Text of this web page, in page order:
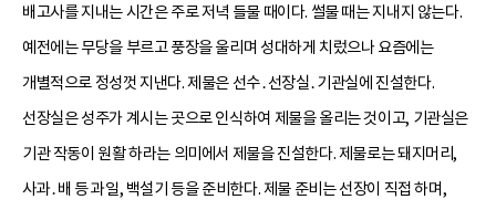
배고사를 지내는 시간은 주로 저녁 들물 때이다. 썰물 때는 지내지 않는다.
예전에는 무당을 부르고 풍장을 울리며 성대하게 치렀으나 요즘에는
개별적으로 정성껏 지낸다. 제물은 선수․선장실․기관실에 진설한다.
선장실은 성주가 계시는 곳으로 인식하여 제물을 올리는 것이고, 기관실은
기관 작동이 원활 하라는 의미에서 제물을 진설한다. 제물로는 돼지머리,
사과․배 등 과일, 백설기 등을 준비한다. 제물 준비는 선장이 직접 하며,